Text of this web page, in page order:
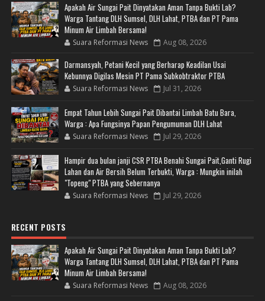
Apakah Air Sungai Pait Dinyatakan Aman Tanpa Bukti Lab?
Warga Tantang DLH Sumsel, DLH Lahat, PTBA dan PT Pama
Minum Air Limbah Bersama!
Suara Reformasi News Aug 08, 2026
Darmansyah, Petani Kecil yang Berharap Keadilan Usai
Kebunnya Digilas Mesin PT Pama Subkobtraktor PTBA
Suara Reformasi News Jul 31, 2026
Empat Tahun Lebih Sungai Pait Dibantai Limbah Batu Bara,
Warga : Apa Fungsinya Papan Pengumuman DLH Lahat
Suara Reformasi News Jul 29, 2026
Hampir dua bulan janji CSR PTBA Benahi Sungai Pait,Ganti Rugi
Lahan dan Air Bersih Belum Terbukti, Warga : Mungkin inilah
"Topeng" PTBA yang Sebernanya
Suara Reformasi News Jul 29, 2026
RECENT POSTS
Apakah Air Sungai Pait Dinyatakan Aman Tanpa Bukti Lab?
Warga Tantang DLH Sumsel, DLH Lahat, PTBA dan PT Pama
Minum Air Limbah Bersama!
Suara Reformasi News Aug 08, 2026